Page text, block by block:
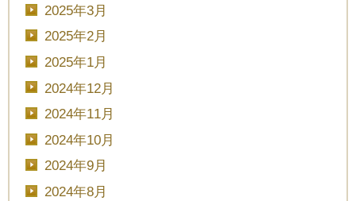
2025年3月
2025年2月
2025年1月
2024年12月
2024年11月
2024年10月
2024年9月
2024年8月